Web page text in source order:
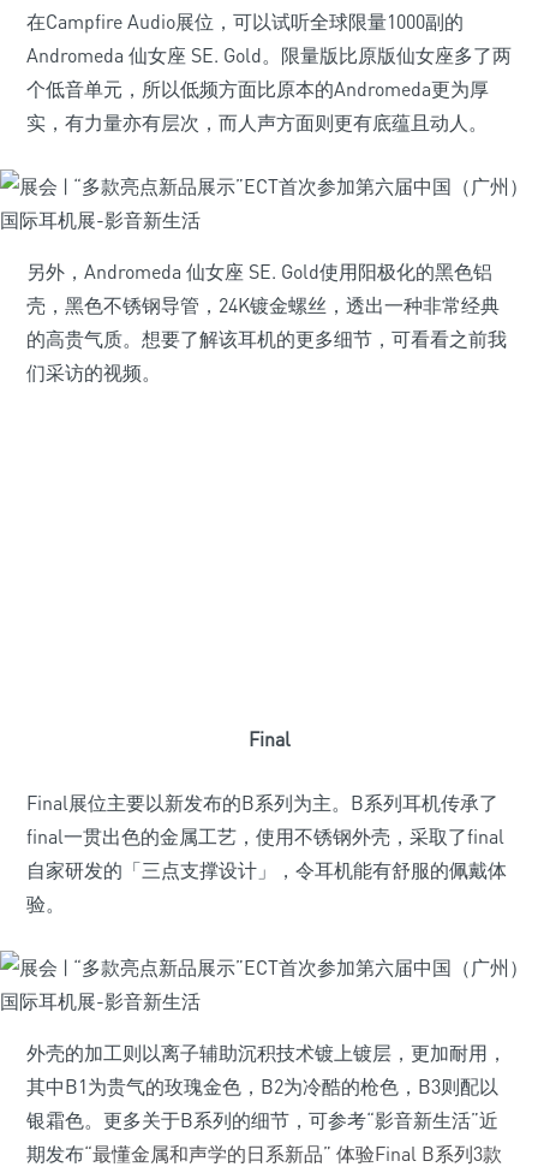
在Campfire Audio展位，可以试听全球限量1000副的
Andromeda 仙女座 SE. Gold。限量版比原版仙女座多了两
个低音单元，所以低频方面比原本的Andromeda更为厚
实，有力量亦有层次，而人声方面则更有底蕴且动人。
另外，Andromeda 仙女座 SE. Gold使用阳极化的黑色铝
壳，黑色不锈钢导管，24K镀金螺丝，透出一种非常经典
的高贵气质。想要了解该耳机的更多细节，可看看之前我
们采访的视频。
Final
Final展位主要以新发布的B系列为主。B系列耳机传承了
final一贯出色的金属工艺，使用不锈钢外壳，采取了final
自家研发的「三点支撑设计」，令耳机能有舒服的佩戴体
验。
外壳的加工则以离子辅助沉积技术镀上镀层，更加耐用，
其中B1为贵气的玫瑰金色，B2为冷酷的枪色，B3则配以
银霜色。更多关于B系列的细节，可参考“影音新生活”近
期发布“最懂金属和声学的日系新品” 体验Final B系列3款